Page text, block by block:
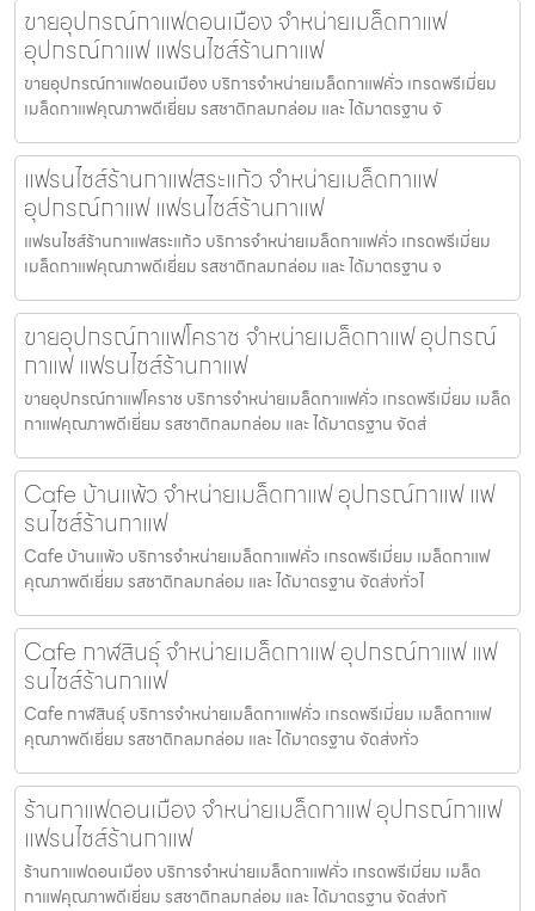
ขายอุปกรณ์กาแฟดอนเมือง จำหน่ายเมล็ดกาแฟ
อุปกรณ์กาแฟ แฟรนไชส์ร้านกาแฟ
ขายอุปกรณ์กาแฟดอนเมือง บริการจำหน่ายเมล็ดกาแฟคั่ว เกรดพรีเมี่ยม
เมล็ดกาแฟคุณภาพดีเยี่ยม รสชาติกลมกล่อม และ ได้มาตรฐาน จั
แฟรนไชส์ร้านกาแฟสระแก้ว จำหน่ายเมล็ดกาแฟ
อุปกรณ์กาแฟ แฟรนไชส์ร้านกาแฟ
แฟรนไชส์ร้านกาแฟสระแก้ว บริการจำหน่ายเมล็ดกาแฟคั่ว เกรดพรีเมี่ยม
เมล็ดกาแฟคุณภาพดีเยี่ยม รสชาติกลมกล่อม และ ได้มาตรฐาน จ
ขายอุปกรณ์กาแฟโคราช จำหน่ายเมล็ดกาแฟ อุปกรณ์
กาแฟ แฟรนไชส์ร้านกาแฟ
ขายอุปกรณ์กาแฟโคราช บริการจำหน่ายเมล็ดกาแฟคั่ว เกรดพรีเมี่ยม เมล็ด
กาแฟคุณภาพดีเยี่ยม รสชาติกลมกล่อม และ ได้มาตรฐาน จัดส่
Cafe บ้านแพ้ว จำหน่ายเมล็ดกาแฟ อุปกรณ์กาแฟ แฟ
รนไชส์ร้านกาแฟ
Cafe บ้านแพ้ว บริการจำหน่ายเมล็ดกาแฟคั่ว เกรดพรีเมี่ยม เมล็ดกาแฟ
คุณภาพดีเยี่ยม รสชาติกลมกล่อม และ ได้มาตรฐาน จัดส่งทั่วไ
Cafe กาฬสินธุ์ จำหน่ายเมล็ดกาแฟ อุปกรณ์กาแฟ แฟ
รนไชส์ร้านกาแฟ
Cafe กาฬสินธุ์ บริการจำหน่ายเมล็ดกาแฟคั่ว เกรดพรีเมี่ยม เมล็ดกาแฟ
คุณภาพดีเยี่ยม รสชาติกลมกล่อม และ ได้มาตรฐาน จัดส่งทั่ว
ร้านกาแฟดอนเมือง จำหน่ายเมล็ดกาแฟ อุปกรณ์กาแฟ
แฟรนไชส์ร้านกาแฟ
ร้านกาแฟดอนเมือง บริการจำหน่ายเมล็ดกาแฟคั่ว เกรดพรีเมี่ยม เมล็ด
กาแฟคุณภาพดีเยี่ยม รสชาติกลมกล่อม และ ได้มาตรฐาน จัดส่งทั